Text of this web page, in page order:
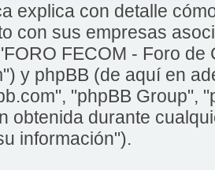
explica con detalle
con sus empresas
FECOM - Foro
y phpBB (de aquí en
"phpBB Group",
obtenida durante
información").